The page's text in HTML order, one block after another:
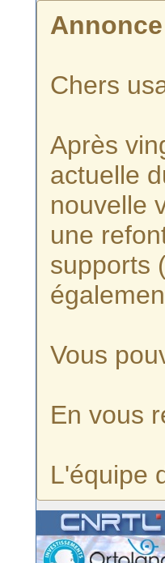
Annonce
Chers
Après
actuelle
nouvelle
une
supports
Vous
En vous
L'équipe